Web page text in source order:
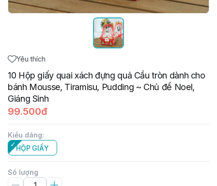
Yêu thích
10 Hộp giấy quai xách đựng quả Cầu tròn dành cho
bánh Mousse, Tiramisu, Pudding ~ Chủ để Noel,
Giáng Sinh
99.500đ
Kiểu dáng:
HỘP GIẤY
Số lượng